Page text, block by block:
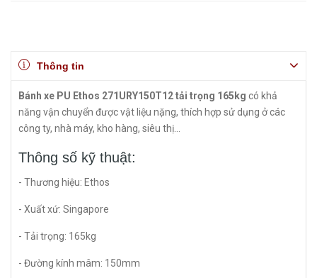
Thông tin
Bánh xe PU Ethos 271URY150T12 tải trọng 165kg có khả
năng vận chuyển được vật liệu nặng, thích hợp sử dụng ở các
công ty, nhà máy, kho hàng, siêu thị...
Thông số kỹ thuật:
- Thương hiệu: Ethos
- Xuất xứ: Singapore
- Tải trọng: 165kg
- Đường kính mâm: 150mm